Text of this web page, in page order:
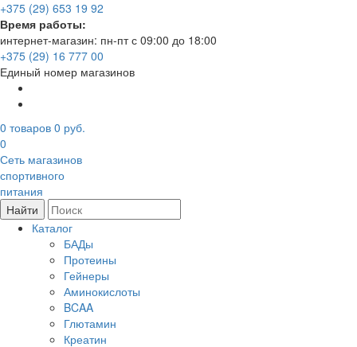
+375 (29) 653 19 92
Время работы:
интернет-магазин: пн-пт с 09:00 до 18:00
+375 (29) 16 777 00
Единый номер магазинов
0 товаров 0 руб.
0
Сеть магазинов
спортивного
питания
Найти
Каталог
БАДы
Протеины
Гейнеры
Аминокислоты
BCAA
Глютамин
Креатин